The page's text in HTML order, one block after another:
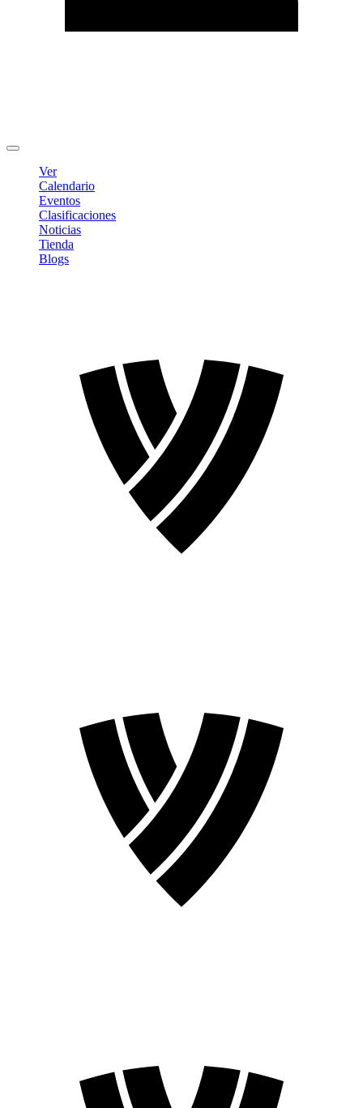
Ver
Calendario
Eventos
Clasificaciones
Noticias
Tienda
Blogs